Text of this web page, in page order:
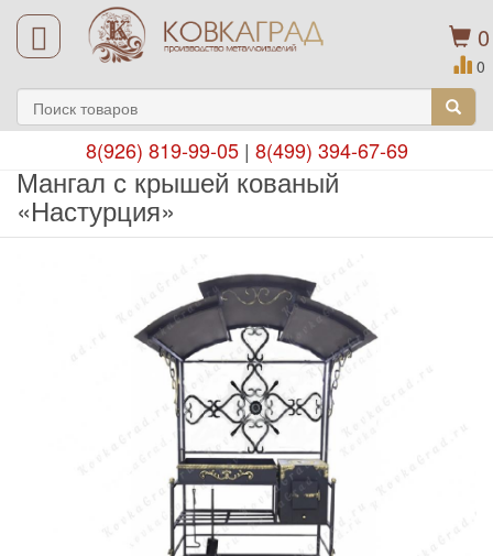
0
0
8(926) 819-99-05| 8(499) 394-67-69
Мангал с крышей кованый
«Настурция»